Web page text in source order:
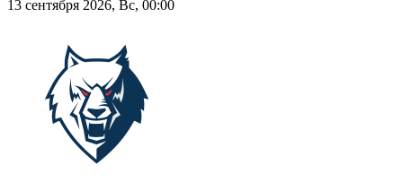
13 сентября 2026, Вс, 00:00